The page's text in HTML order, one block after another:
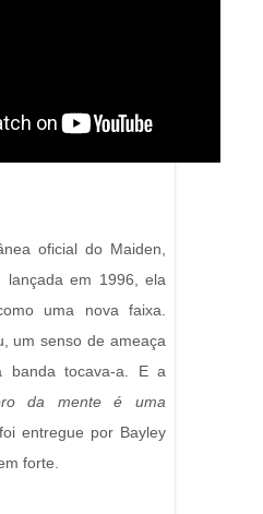
oficial do Maiden,
lançada em 1996, ela
uma nova faixa.
um senso de ameaça
banda tocava-a. E a
da mente é uma
entregue por Bayley
forte.